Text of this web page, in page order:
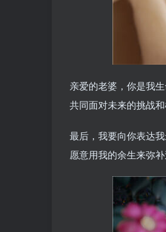
亲爱的老婆，你是我
共同面对未来的挑战
最后，我要向你表达
愿意用我的余生来弥